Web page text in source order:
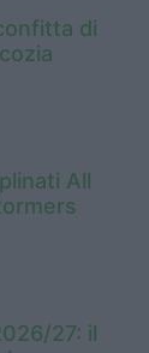
di
All
27: il